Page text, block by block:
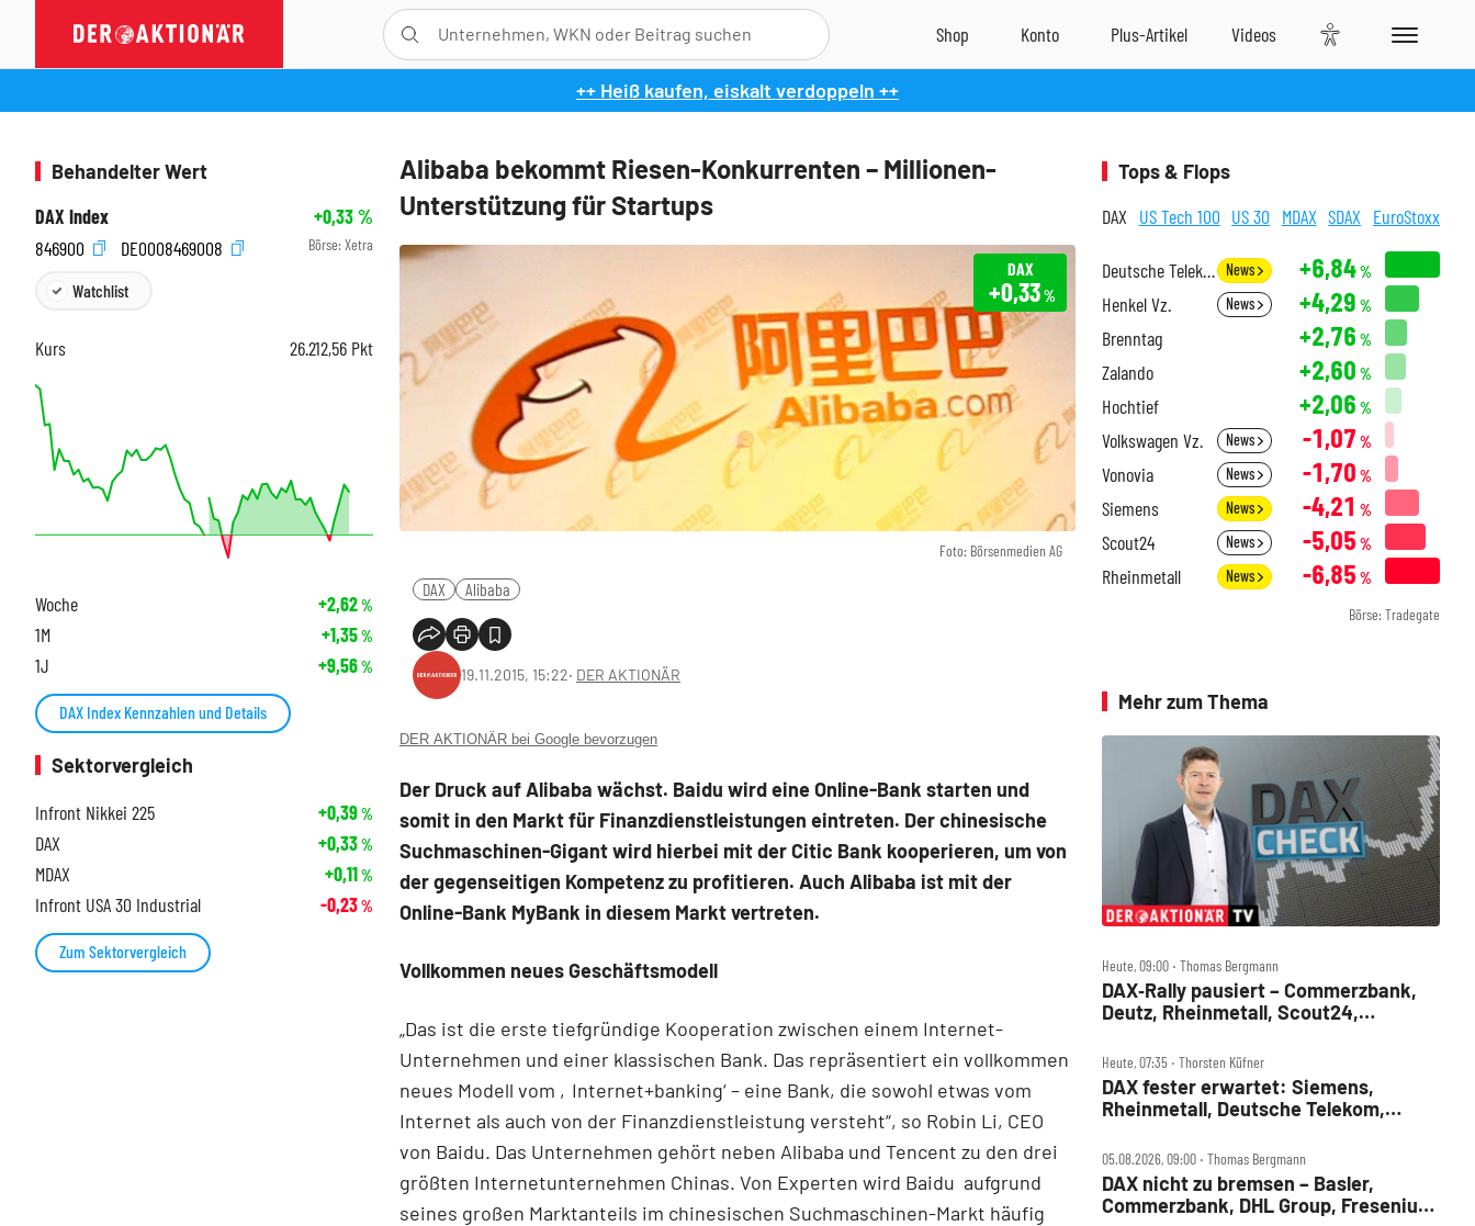
++ Heiß kaufen, eiskalt verdoppeln ++
Alibaba bekommt Riesen-Konkurrenten – Millionen-
Unterstützung für Startups
Foto: Börsenmedien AG
DAX
+0,33%
DAX Alibaba
19.11.2015, 15:22‧ DER AKTIONÄR
DER AKTIONÄR bei Google bevorzugen
Der Druck auf Alibaba wächst. Baidu wird eine Online-Bank starten und
somit in den Markt für Finanzdienstleistungen eintreten. Der chinesische
Suchmaschinen-Gigant wird hierbei mit der Citic Bank kooperieren, um von
der gegenseitigen Kompetenz zu profitieren. Auch Alibaba ist mit der
Online-Bank MyBank in diesem Markt vertreten.
Vollkommen neues Geschäftsmodell
„Das ist die erste tiefgründige Kooperation zwischen einem Internet-
Unternehmen und einer klassischen Bank. Das repräsentiert ein vollkommen
neues Modell vom ‚Internet+banking‘ – eine Bank, die sowohl etwas vom
Internet als auch von der Finanzdienstleistung versteht“, so Robin Li, CEO
von Baidu. Das Unternehmen gehört neben Alibaba und Tencent zu den drei
größten Internetunternehmen Chinas. Von Experten wird Baidu aufgrund
seines großen Marktanteils im chinesischen Suchmaschinen-Markt häufig
Behandelter Wert
DAX Index
+0,33%
846900
DE0008469008 Börse: Xetra
Watchlist
Kurs 26.212,56 Pkt
Woche +2,62%
1M +1,35%
1J +9,56%
DAX Index Kennzahlen und Details
Sektorvergleich
Infront Nikkei 225
+0,39%
DAX +0,33%
MDAX +0,11%
Infront USA 30 Industrial -0,23%
Zum Sektorvergleich
Tops & Flops
DAX US Tech 100 US 30 MDAX SDAX EuroStoxx
Deutsche Telekom News +6,84%
Henkel Vz. News +4,29 %
Brenntag +2,76 %
Zalando +2,60 %
Hochtief +2,06 %
Volkswagen Vz. News -1,07 %
Vonovia News -1,70 %
Siemens News -4,21 %
Scout24 News -5,05 %
Rheinmetall News -6,85 %
Börse: Tradegate
Mehr zum Thema
Heute, 09:00 ‧ Thomas Bergmann
DAX‑Rally pausiert – Commerzbank,
Deutz, Rheinmetall, Scout24,
Check
Heute, 07:35 ‧ Thorsten Küfner
DAX fester erwartet: Siemens,
Rheinmetall, Deutsche Telekom,
05.08.2026, 09:00 ‧ Thomas Bergmann
DAX nicht zu bremsen – Basler,
Commerzbank, DHL Group, Fresenius,